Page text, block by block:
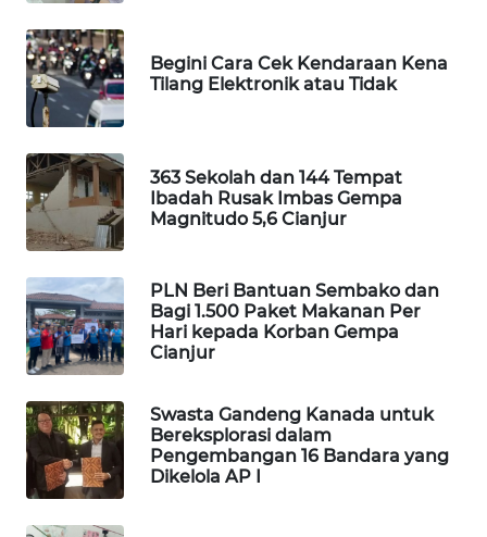
Begini Cara Cek Kendaraan Kena
Tilang Elektronik atau Tidak
363 Sekolah dan 144 Tempat
Ibadah Rusak Imbas Gempa
Magnitudo 5,6 Cianjur
PLN Beri Bantuan Sembako dan
Bagi 1.500 Paket Makanan Per
Hari kepada Korban Gempa
Cianjur
Swasta Gandeng Kanada untuk
Bereksplorasi dalam
Pengembangan 16 Bandara yang
Dikelola AP I
WAHANANEWS
CO ID
WAHANANEWS
NET
WAHANA
SPORT
WAHANA
UMKM
SELEB
WAHANA
PERSONA